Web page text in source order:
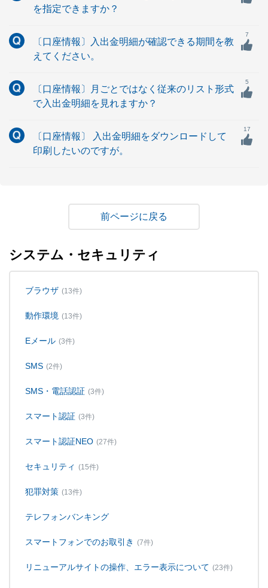
を指定できますか？
〔口座情報〕入出金明細が確認できる期間を教
えてください。
7
〔口座情報〕月ごとではなく従来のリスト形式
で入出金明細を見れますか？
5
〔口座情報〕 入出金明細をダウンロードして
印刷したいのですが。
17
戻る
システム・セキュリティ
ブラウザ (13件)
動作環境 (13件)
Eメール (3件)
SMS (2件)
SMS・電話認証 (3件)
スマート認証 (3件)
スマート認証NEO (27件)
セキュリティ (15件)
犯罪対策 (13件)
テレフォンバンキング
スマートフォンでのお取引き (7件)
リニューアルサイトの操作、エラー表示について (23件)